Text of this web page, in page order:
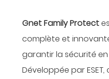
Gnet Family Protect
complète et
garantir la sécurité
Développée par